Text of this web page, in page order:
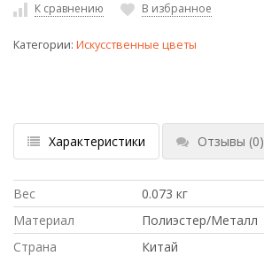
К сравнению В избранное
Категории: Искусственные цветы
Характеристики Отзывы (0)
Вес
0.073 кг
Материал
Полиэстер/Металл
Страна
Китай